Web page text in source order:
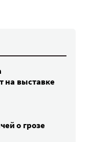
на выставке
о грозе